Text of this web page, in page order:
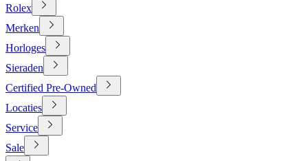
Rolex
Merken
Horloges
Sieraden
Certified Pre-Owned
Locaties
Service
Sale